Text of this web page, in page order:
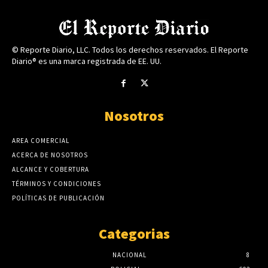
© Reporte Diario, LLC. Todos los derechos reservados. El Reporte
Diario® es una marca registrada de EE. UU.
Nosotros
AREA COMERCIAL
ACERCA DE NOSOTROS
ALCANCE Y COBERTURA
TÉRMINOS Y CONDICIONES
POLÍTICAS DE PUBLICACIÓN
Categorias
NACIONAL
8